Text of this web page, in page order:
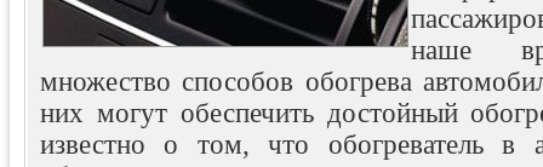
наше
множество способов обогрева
них могут обеспечить достойный
известно о том, что обогреватель в